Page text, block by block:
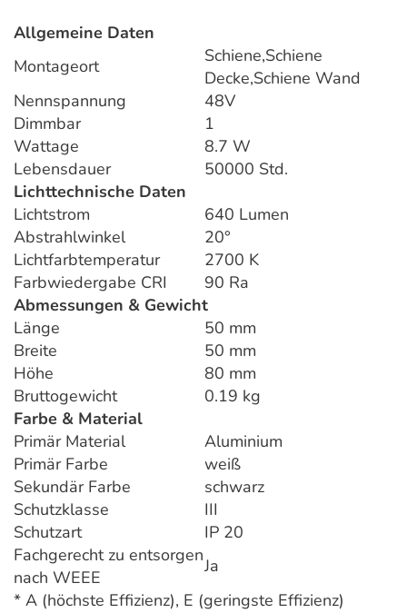
Allgemeine Daten
Montageort
Schiene,Schiene
Decke,Schiene Wand
Nennspannung
48V
Dimmbar
1
Wattage
8.7 W
Lebensdauer
50000 Std.
Lichttechnische Daten
Lichtstrom
640 Lumen
Abstrahlwinkel
20°
Lichtfarbtemperatur
2700 K
Farbwiedergabe CRI
90 Ra
Abmessungen & Gewicht
Länge
50 mm
Breite
50 mm
Höhe
80 mm
Bruttogewicht
0.19 kg
Farbe & Material
Primär Material
Aluminium
Primär Farbe
weiß
Sekundär Farbe
schwarz
Schutzklasse
III
Schutzart
IP 20
Fachgerecht zu entsorgen
nach WEEE
Ja
* A (höchste Effizienz), E (geringste Effizienz)